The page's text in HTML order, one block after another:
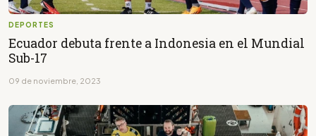
DEPORTES
Ecuador debuta frente a Indonesia en el Mundial
Sub-17
09 de noviembre, 2023